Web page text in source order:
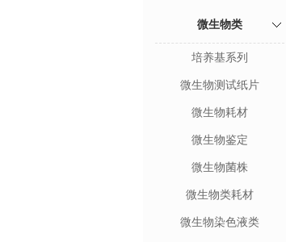
微生物类
培养基系列
微生物测试纸片
微生物耗材
微生物鉴定
微生物菌株
微生物类耗材
微生物染色液类